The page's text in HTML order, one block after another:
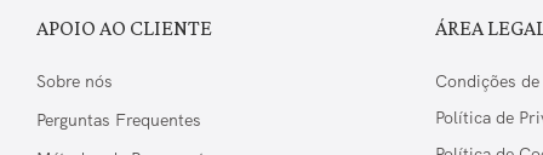
APOIO AO CLIENTE
Sobre nós
Perguntas Frequentes
ÁREA
Condições de
Política de